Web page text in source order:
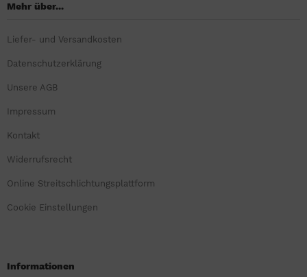
Mehr über...
Liefer- und Versandkosten
Datenschutzerklärung
Unsere AGB
Impressum
Kontakt
Widerrufsrecht
Online Streitschlichtungsplattform
Cookie Einstellungen
Informationen